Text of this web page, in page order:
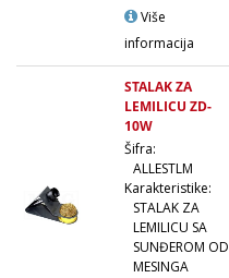
Više
informacija
STALAK ZA
LEMILICU ZD-
10W
Šifra:
ALLESTLM
Karakteristike:
STALAK ZA
LEMILICU SA
SUNĐEROM OD
MESINGA